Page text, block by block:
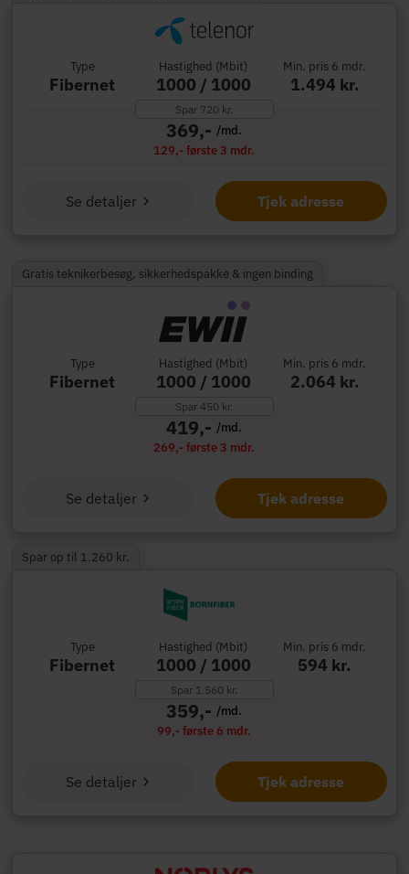
Type
Fibernet
Hastighed (Mbit)
1000 / 1000
Min. pris 6 mdr.
1.494 kr.
Spar 720 kr.
369,- /md.
129,- første 3 mdr.
Tjek adresse
Se detaljer
Gratis teknikerbesøg, sikkerhedspakke & ingen binding
Type
Fibernet
Hastighed (Mbit)
1000 / 1000
Min. pris 6 mdr.
2.064 kr.
Spar 450 kr.
419,- /md.
269,- første 3 mdr.
Tjek adresse
Se detaljer
Spar op til 1.260 kr.
Type
Fibernet
Hastighed (Mbit)
1000 / 1000
Min. pris 6 mdr.
594 kr.
Spar 1.560 kr.
359,- /md.
99,- første 6 mdr.
Tjek adresse
Se detaljer